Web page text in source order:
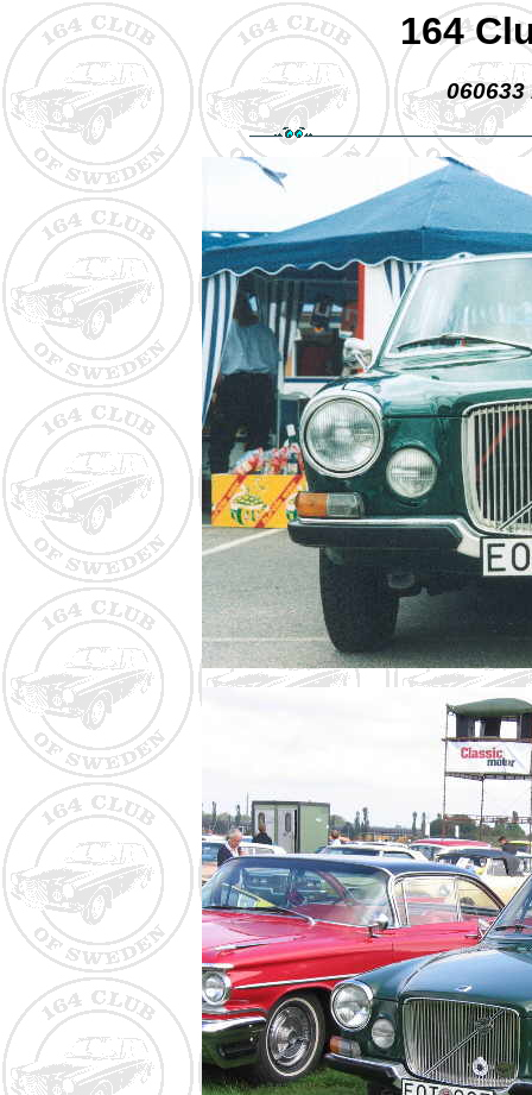
164
060633